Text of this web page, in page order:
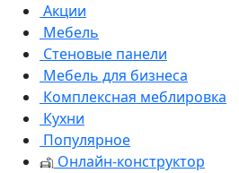
Акции
Мебель
Стеновые панели
Мебель для бизнеса
Комплексная меблировка
Кухни
Популярное
Онлайн-конструктор